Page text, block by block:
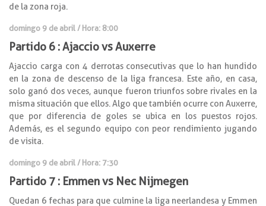
de la zona roja.
domingo 9 de abril / Hora: 8:00
Partido 6 : Ajaccio vs Auxerre
Ajaccio carga con 4 derrotas consecutivas que lo han hundido
en la zona de descenso de la liga francesa. Este año, en casa,
solo ganó dos veces, aunque fueron triunfos sobre rivales en la
misma situación que ellos. Algo que también ocurre con Auxerre,
que por diferencia de goles se ubica en los puestos rojos.
Además, es el segundo equipo con peor rendimiento jugando
de visita.
domingo 9 de abril / Hora: 7:30
Partido 7 : Emmen vs Nec Nijmegen
Quedan 6 fechas para que culmine la liga neerlandesa y Emmen